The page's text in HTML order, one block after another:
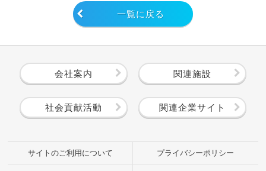
一覧に戻る
会社案内 関連施設
社会貢献活動 関連企業サイト
サイトのご利用について プライバシーポリシー